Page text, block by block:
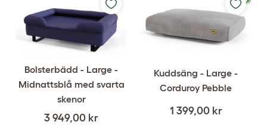
Bolsterbädd - Large -
Midnattsblå med svarta
skenor
3 949,00 kr
Kuddsäng - Large -
Corduroy Pebble
1 399,00 kr